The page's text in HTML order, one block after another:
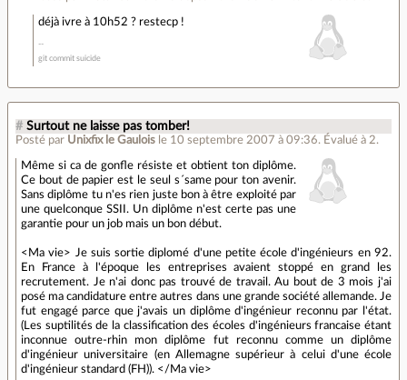
déjà ivre à 10h52 ? restecp !
git commit suicide
# Surtout ne laisse pas tomber!
Posté par Unixfix le Gaulois le 10 septembre 2007 à 09:36. Évalué à 2.
Même si ca de gonfle résiste et obtient ton diplôme.
Ce bout de papier est le seul s´same pour ton avenir.
Sans diplôme tu n'es rien juste bon à être exploité par
une quelconque SSII. Un diplôme n'est certe pas une
garantie pour un job mais un bon début.
<Ma vie> Je suis sortie diplomé d'une petite école d'ingénieurs en 92.
En France à l'époque les entreprises avaient stoppé en grand les
recrutement. Je n'ai donc pas trouvé de travail. Au bout de 3 mois j'ai
posé ma candidature entre autres dans une grande société allemande. Je
fut engagé parce que j'avais un diplôme d'ingénieur reconnu par l'état.
(Les suptilités de la classification des écoles d'ingénieurs francaise étant
inconnue outre-rhin mon diplôme fut reconnu comme un diplôme
d'ingénieur universitaire (en Allemagne supérieur à celui d'une école
d'ingénieur standard (FH)). </Ma vie>